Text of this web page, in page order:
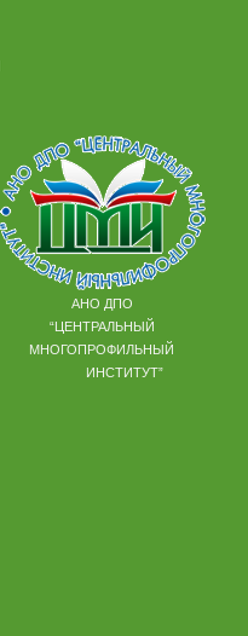
АНО ДПО
“ЦЕНТРАЛЬНЫЙ
МНОГОПРОФИЛЬНЫЙ
ИНСТИТУТ”